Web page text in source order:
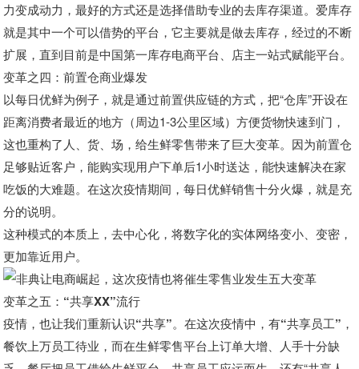
力变成动力，最好的方式还是选择借助专业的去库存渠道。爱库存
就是其中一个可以借势的平台，它主要就是做去库存，经过的不断
扩展，直到目前是中国第一库存电商平台、店主一站式赋能平台。
变革之四：前置仓商业爆发
以每日优鲜为例子，就是通过前置供应链的方式，把“仓库”开设在
距离消费者最近的地方（周边1-3公里区域）方便货物快速到门，
这也重构了人、货、场，给生鲜零售带来了巨大变革。因为前置仓
足够贴近客户，能购实现用户下单后1小时送达，能快速解决在家
吃饭的大难题。在这次疫情期间，每日优鲜销售十分火爆，就是充
分的说明。
这种模式的本质上，去中心化，将数字化的实体网络变小、变密，
更加靠近用户。
变革之五：“共享XX”流行
疫情，也让我们重新认识“共享”。在这次疫情中，有“共享员工”，
餐饮上万员工待业，而在生鲜零售平台上订单大增、人手十分缺